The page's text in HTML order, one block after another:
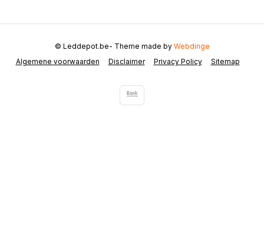
Algemene voorwaarden Disclaimer Privacy Policy Sitemap
© Leddepot.be- Theme made by Webdinge